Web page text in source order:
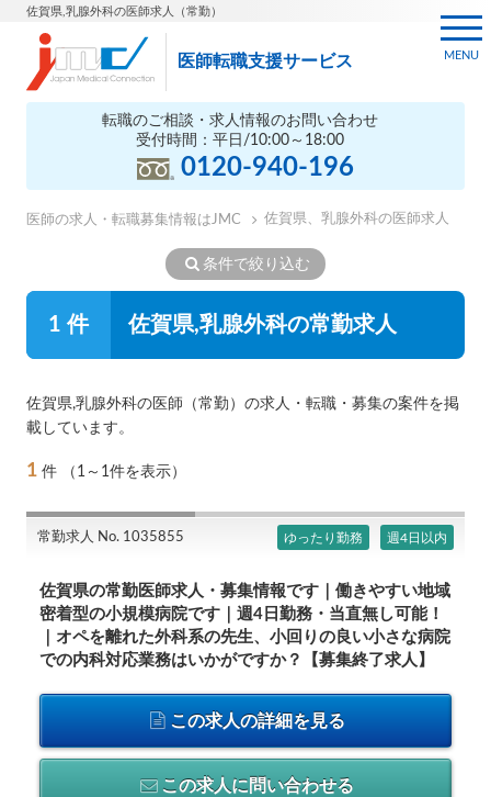
佐賀県,乳腺外科の医師求人（常勤）
医師転職支援サービス
転職のご相談・求人情報のお問い合わせ
受付時間：平日/10:00～18:00
0120-940-196
MENU
医師の求人・転職募集情報はJMC 佐賀県、乳腺外科の医師求人
条件で絞り込む
1 件 佐賀県,乳腺外科の常勤求人
佐賀県,乳腺外科の医師（常勤）の求人・転職・募集の案件を掲
載しています。
1 件 （1～1件を表示）
常勤求人 No. 1035855 ゆったり勤務 週4日以内
佐賀県の常勤医師求人・募集情報です｜働きやすい地域
密着型の小規模病院です｜週4日勤務・当直無し可能！
｜オペを離れた外科系の先生、小回りの良い小さな病院
での内科対応業務はいかがですか？【募集終了求人】
この求人の詳細を見る
この求人に問い合わせる